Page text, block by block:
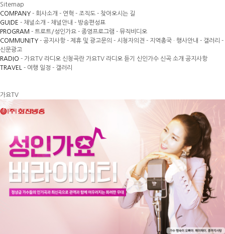
Sitemap
COMPANY - 회사소개 - 연혁 - 조직도 - 찾아오시는 길
GUIDE - 채널소개 - 채널안내 - 방송편성표
PROGRAM - 트로트/성인가요 - 종영프로그램 - 뮤직비디오
COMMUNITY - 공지사항 - 제휴 및 광고문의 - 시청자의견 - 지역총국 · 행사안내 - 갤러리 -
신문광고
RADIO - 가요TV 라디오 신청곡란 가요TV 라디오 듣기 신인가수 신곡 소개 공지사항
TRAVEL
- 여행 일정 - 갤러리
가요TV